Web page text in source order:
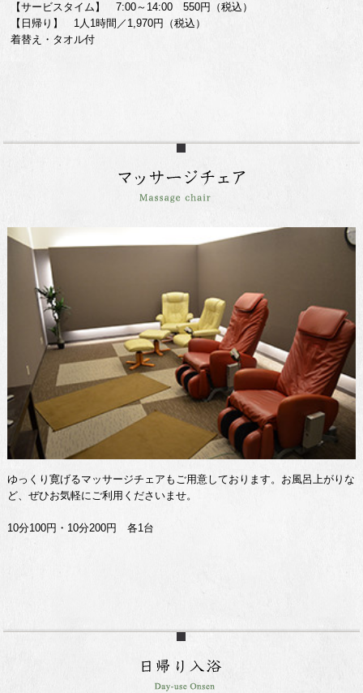
【サービスタイム】 7:00～14:00 550円（税込）
【日帰り】 1人1時間／1,970円（税込）
着替え・タオル付
ゆっくり寛げるマッサージチェアもご用意しております。お風呂上がりな
ど、ぜひお気軽にご利用くださいませ。
10分100円・10分200円 各1台